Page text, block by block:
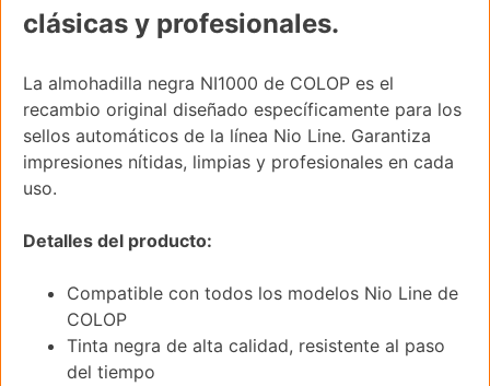
clásicas y profesionales.
La almohadilla negra NI1000 de COLOP es el
recambio original diseñado específicamente para los
sellos automáticos de la línea Nio Line. Garantiza
impresiones nítidas, limpias y profesionales en cada
uso.
Detalles del producto:
Compatible con todos los modelos Nio Line de
COLOP
Tinta negra de alta calidad, resistente al paso
del tiempo